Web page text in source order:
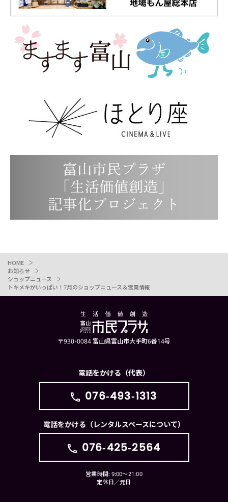
HOME
お知らせ
ショップニュース
トキメキがいっぱい！7月のショップニュース＆営業情報
〒930-0084 富山県富山市大手町6番14号
電話をかける（代表）
076-493-1313
電話をかける（レンタルスペースについて）
076-425-2564
営業時間: 9:00〜21:00
定休日／元日